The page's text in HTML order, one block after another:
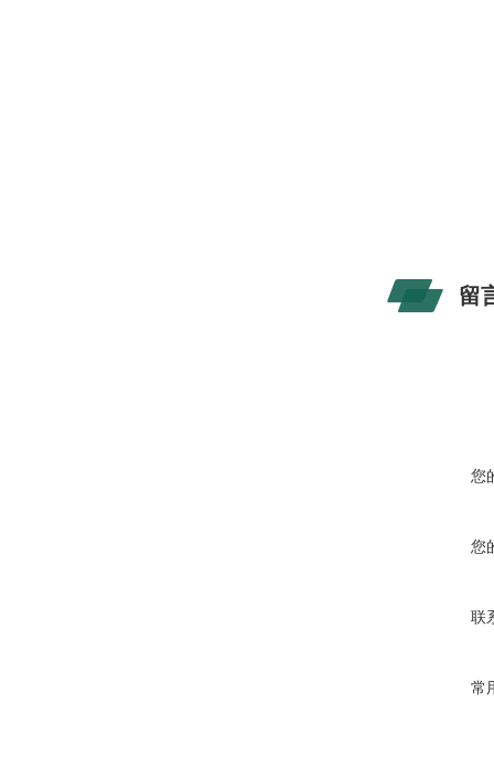
留
您
您
联
常